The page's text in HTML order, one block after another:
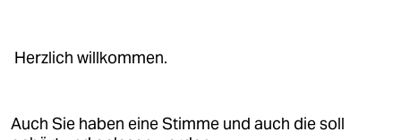
Herzlich willkommen.
Auch Sie haben eine Stimme und auch die soll